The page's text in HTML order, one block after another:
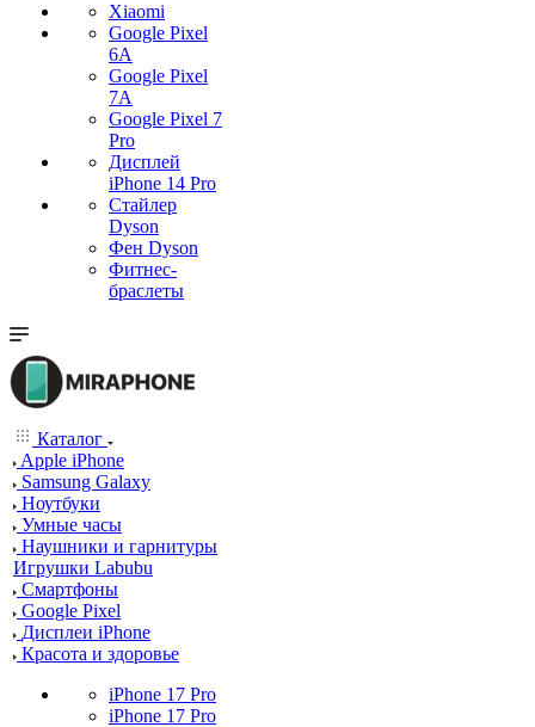
Xiaomi
Google Pixel
6A
Google Pixel
7А
Google Pixel 7
Pro
Дисплей
iPhone 14 Pro
Стайлер
Dyson
Фен Dyson
Фитнес-
браслеты
Каталог
Apple iPhone
Samsung Galaxy
Ноутбуки
Умные часы
Наушники и гарнитуры
Игрушки Labubu
Смартфоны
Google Pixel
Дисплеи iPhone
Красота и здоровье
iPhone 17 Pro
iPhone 17 Pro